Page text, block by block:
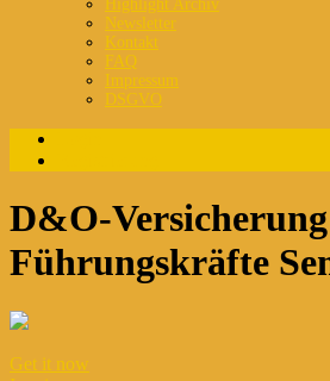
Highlight Archiv
Newsletter
Kontakt
FAQ
Impressum
DSGVO
D&O-
Führungskräfte
Get it now